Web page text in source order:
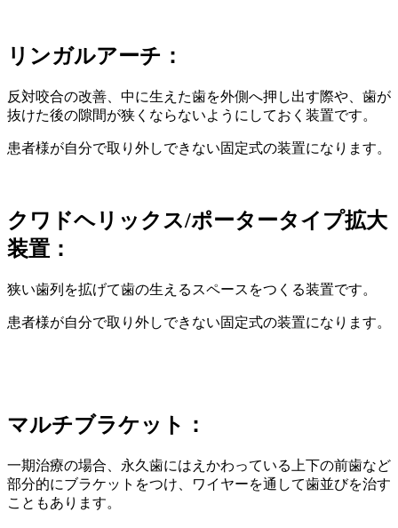
リンガルアーチ：
反対咬合の改善、中に生えた歯を外側へ押し出す際や、歯が
抜けた後の隙間が狭くならないようにしておく装置です。
患者様が自分で取り外しできない固定式の装置になります。
クワドヘリックス/ポータータイプ拡大
装置：
狭い歯列を拡げて歯の生えるスペースをつくる装置です。
患者様が自分で取り外しできない固定式の装置になります。
マルチブラケット：
一期治療の場合、永久歯にはえかわっている上下の前歯など
部分的にブラケットをつけ、ワイヤーを通して歯並びを治す
こともあります。